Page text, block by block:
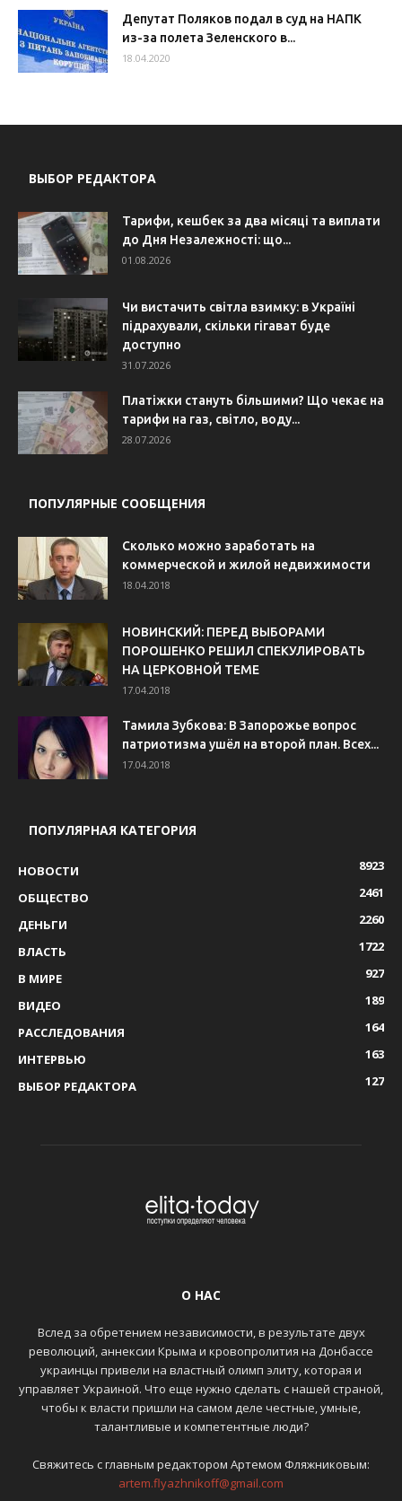
Депутат Поляков подал в суд на НАПК
из-за полета Зеленского в...
18.04.2020
ВЫБОР РЕДАКТОРА
Тарифи, кешбек за два місяці та виплати
до Дня Незалежності: що...
01.08.2026
Чи вистачить світла взимку: в Україні
підрахували, скільки гігават буде
доступно
31.07.2026
Платіжки стануть більшими? Що чекає на
тарифи на газ, світло, воду...
28.07.2026
ПОПУЛЯРНЫЕ СООБЩЕНИЯ
Сколько можно заработать на
коммерческой и жилой недвижимости
18.04.2018
НОВИНСКИЙ: ПЕРЕД ВЫБОРАМИ
ПОРОШЕНКО РЕШИЛ СПЕКУЛИРОВАТЬ
НА ЦЕРКОВНОЙ ТЕМЕ
17.04.2018
Тамила Зубкова: В Запорожье вопрос
патриотизма ушёл на второй план. Всех...
17.04.2018
ПОПУЛЯРНАЯ КАТЕГОРИЯ
НОВОСТИ
8923
ОБЩЕСТВО
2461
ДЕНЬГИ
2260
ВЛАСТЬ
1722
В МИРЕ
927
ВИДЕО
189
РАССЛЕДОВАНИЯ
164
ИНТЕРВЬЮ
163
ВЫБОР РЕДАКТОРА
127
О НАС
Вслед за обретением независимости, в результате двух
революций, аннексии Крыма и кровопролития на Донбассе
украинцы привели на властный олимп элиту, которая и
управляет Украиной. Что еще нужно сделать с нашей страной,
чтобы к власти пришли на самом деле честные, умные,
талантливые и компетентные люди?
Свяжитесь с главным редактором Артемом Фляжниковым:
artem.flyazhnikoff@gmail.com